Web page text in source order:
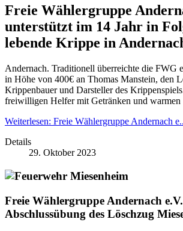
Freie Wählergruppe
unterstützt im 14 Jahr in
lebende Krippe in
Andernach. Traditionell überreichte die FWG
in Höhe von 400€ an Thomas Manstein, den
Krippenbauer und Darsteller des
freiwilligen Helfer mit Getränken und warmen
Weiterlesen: Freie Wählergruppe Andernach
Details
29. Oktober 2023
Freie Wählergruppe Andernach
Abschlussübung des Löschzug